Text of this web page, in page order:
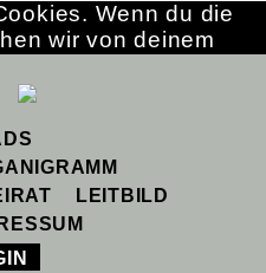
LEITBILD
Wenn du die
wir von deinem